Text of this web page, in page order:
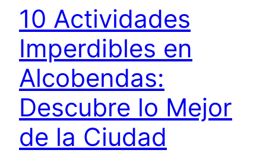
10 Actividades
Imperdibles en
Alcobendas:
Descubre lo Mejor
de la Ciudad